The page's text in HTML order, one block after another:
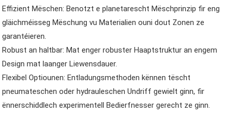
Effizient Mëschen: Benotzt e planetarescht Mëschprinzip fir eng
gläichméisseg Mëschung vu Materialien ouni dout Zonen ze
garantéieren.
Robust an haltbar: Mat enger robuster Haaptstruktur an engem
Design mat laanger Liewensdauer.
Flexibel Optiounen: Entladungsmethoden kënnen tëscht
pneumateschen oder hydrauleschen Undriff gewielt ginn, fir
ënnerschiddlech experimentell Bedierfnesser gerecht ze ginn.